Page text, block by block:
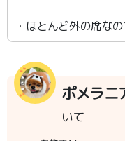
・ほとんど外の席な
ポメラニ
いて